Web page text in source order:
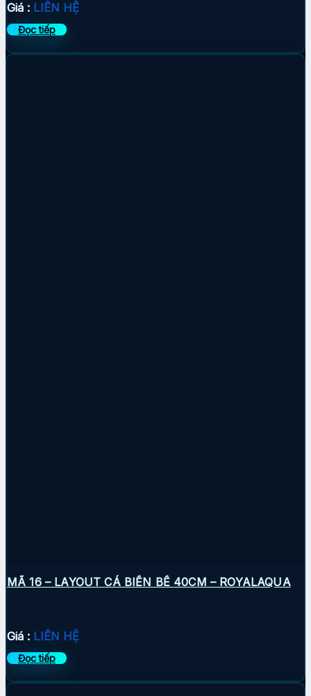
Giá : LIÊN HỆ
Đọc tiếp
MÃ 16 – LAYOUT CÁ BIỂN BỂ 40CM – ROYALAQUA
Giá : LIÊN HỆ
Đọc tiếp